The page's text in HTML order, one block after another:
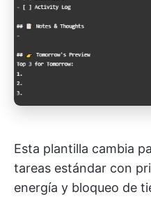
Esta plantilla cambia
tareas estándar con
energía y bloqueo de